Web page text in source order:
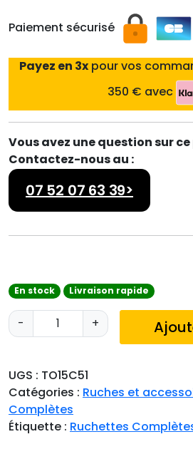
Paiement sécurisé
Payez en 3x pour vos
350 € avec
Vous avez une question sur
Contactez-nous au :
07 52 07 63 39>
En stock Livraison rapide
-
q
u
n
t
i
t
+
UGS : TO15C51
Catégories : Ruches et
Complètes
Étiquette : Ruchettes